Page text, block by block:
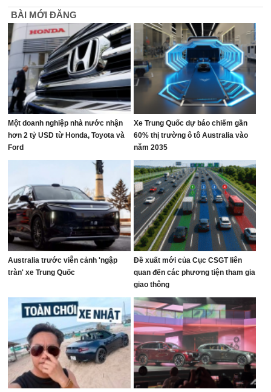
BÀI MỚI ĐĂNG
Một doanh nghiệp nhà nước nhận
hơn 2 tỷ USD từ Honda, Toyota và
Ford
Xe Trung Quốc dự báo chiếm gần
60% thị trường ô tô Australia vào
năm 2035
Australia trước viễn cảnh 'ngập
tràn' xe Trung Quốc
Đề xuất mới của Cục CSGT liên
quan đến các phương tiện tham gia
giao thông